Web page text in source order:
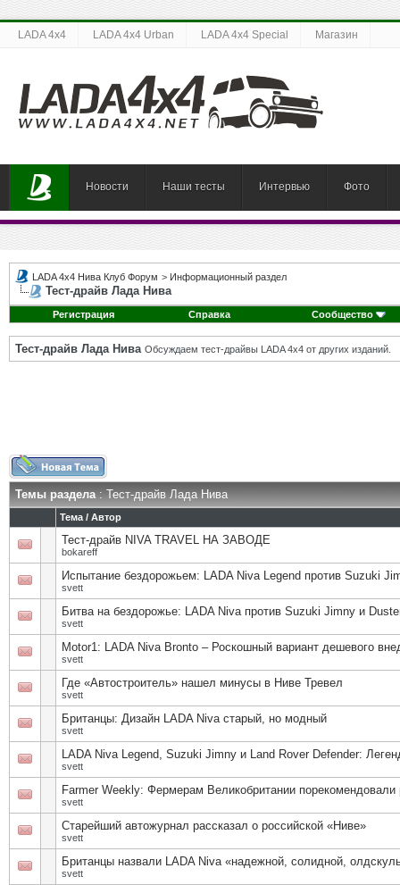
LADA 4x4 LADA 4x4 Urban LADA 4x4 Special Магазин
Новости Наши тесты Интервью Фото
LADA 4x4 Нива Клуб Форум > Информационный раздел
Тест-драйв Лада Нива
Регистрация Справка Сообщество
Тест-драйв Лада Нива Обсуждаем тест-драйвы LADA 4x4 от других изданий.
Темы раздела: Тест-драйв Лада Нива
Тема / Автор
Тест-драйв NIVA TRAVEL НА ЗАВОДЕ
bokareff
Испытание бездорожьем: LADA Niva Legend против Suzuki
svett
Битва на бездорожье: LADA Niva против Suzuki Jimny и
svett
Motor1: LADA Niva Bronto – Роскошный вариант дешевого
svett
Где «Автостроитель» нашел минусы в Ниве Тревел
svett
Британцы: Дизайн LADA Niva старый, но модный
svett
LADA Niva Legend, Suzuki Jimny и Land Rover Defender:
svett
Farmer Weekly: Фермерам Великобритании
svett
Старейший автожурнал рассказал о российской «Ниве»
svett
Британцы назвали LADA Niva «надежной, солидной,
svett